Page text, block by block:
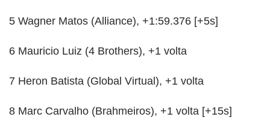
5 Wagner Matos (Alliance), +1:59.376 [+5s]
6 Mauricio Luiz (4 Brothers), +1 volta
7 Heron Batista (Global Virtual), +1 volta
8 Marc Carvalho (Brahmeiros), +1 volta [+15s]